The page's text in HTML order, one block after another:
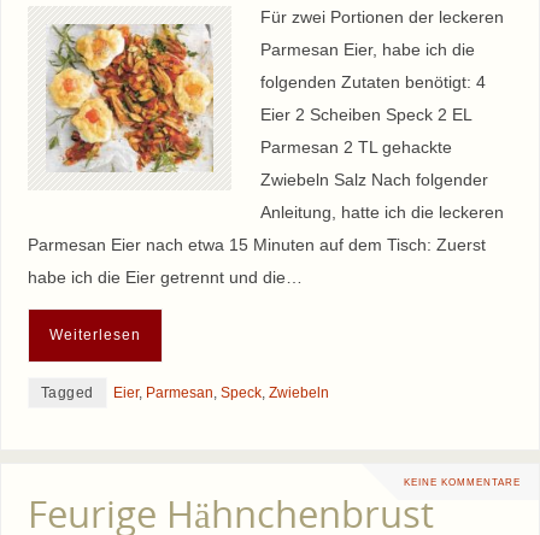
Für zwei Portionen der leckeren
Parmesan Eier, habe ich die
folgenden Zutaten benötigt: 4
Eier 2 Scheiben Speck 2 EL
Parmesan 2 TL gehackte
Zwiebeln Salz Nach folgender
Anleitung, hatte ich die leckeren
Parmesan Eier nach etwa 15 Minuten auf dem Tisch: Zuerst
habe ich die Eier getrennt und die…
Weiterlesen
Tagged Eier, Parmesan Speck, Zwiebeln
KEINE KOMMENTARE
Feurige Hähnchenbrust